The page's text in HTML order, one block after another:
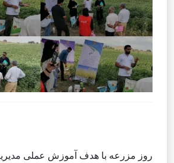
روز مزرعه با هدف آموزش عملی